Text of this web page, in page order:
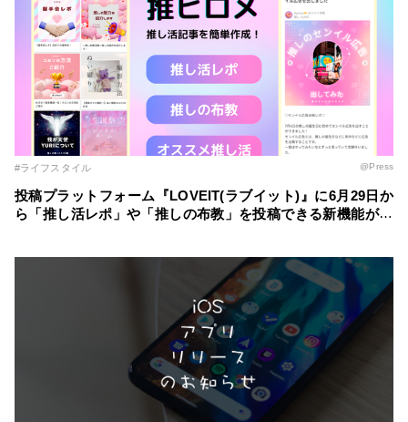
#ライフスタイル @Press
投稿プラットフォーム『LOVEIT(ラブイット)』に6月29日か
ら「推し活レポ」や「推しの布教」を投稿できる新機能が登